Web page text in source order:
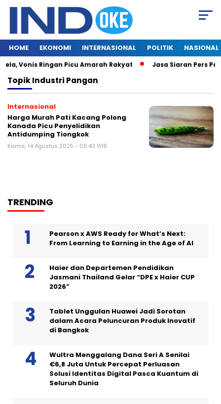
HOME EKONOMI INTERNASIONAL POLITIK NASIONAL
Vonis Ringan Picu Amarah Rakyat Jasa Siaran Pers
TopikIndustri Pangan
Internasional
Harga Murah Pati Kacang Polong
Kanada Picu Penyelidikan
Antidumping Tiongkok
Kamis, 14 Agustus 2025 - 06:43 WIB
TRENDING
Pearson x AWS Ready for What’s Next:
From Learning to Earning in the Age of AI
Haier dan Departemen Pendidikan
Jasmani Thailand Gelar “DPE x Haier CUP
2026”
Tablet Unggulan Huawei Jadi Sorotan
dalam Acara Peluncuran Produk Inovatif
di Bangkok
Wultra Menggalang Dana Seri A Senilai
€6,8 Juta Untuk Percepat Perluasan
Solusi Identitas Digital Pasca Kuantum di
Seluruh Dunia